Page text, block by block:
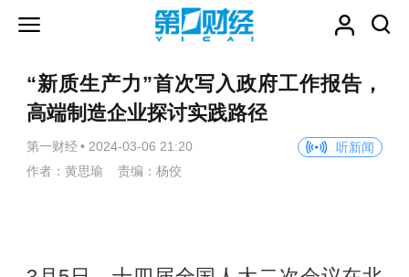
“新质生产力”首次写入政府工作报告，
高端制造企业探讨实践路径
第一财经 • 2024-03-06 21:20
听新闻
作者：黄思瑜 责编：杨佼